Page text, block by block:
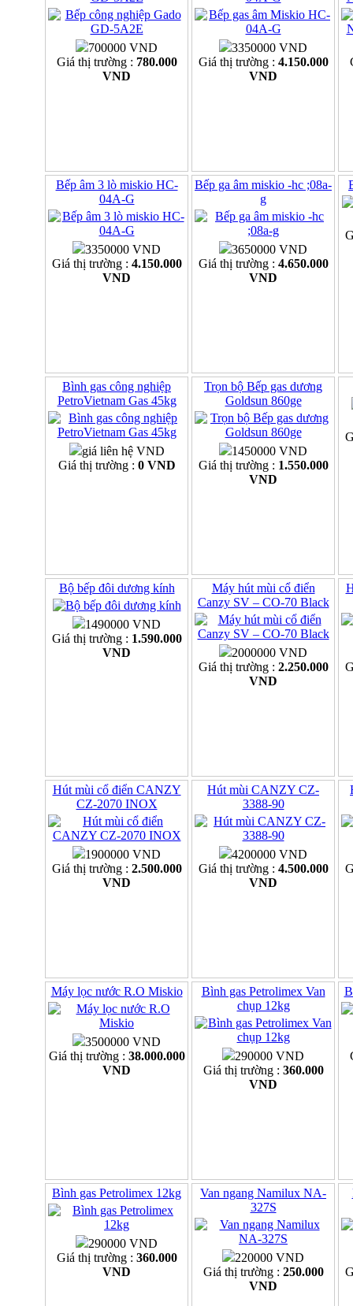
700000 VND
Giá thị trường : 780.000
VND
3350000 VND
Giá thị trường : 4.150.000
VND
Bếp âm 3 lò miskio HC-
04A-G
3350000 VND
Giá thị trường : 4.150.000
VND
Bếp ga âm miskio -hc ;08a-
g
3650000 VND
Giá thị trường : 4.650.000
VND
Bình gas công nghiệp
PetroVietnam Gas 45kg
giá liên hệ VND
Giá thị trường : 0 VND
Trọn bộ Bếp gas dương
Goldsun 860ge
1450000 VND
Giá thị trường : 1.550.000
VND
Bộ bếp đôi dương kính
1490000 VND
Giá thị trường : 1.590.000
VND
Máy hút mùi cổ điển
Canzy SV – CO-70 Black
2000000 VND
Giá thị trường : 2.250.000
VND
Hút mùi cổ điển CANZY
CZ-2070 INOX
1900000 VND
Giá thị trường : 2.500.000
VND
Hút mùi CANZY CZ-
3388-90
4200000 VND
Giá thị trường : 4.500.000
VND
Máy lọc nước R.O Miskio
3500000 VND
Giá thị trường : 38.000.000
VND
Bình gas Petrolimex Van
chụp 12kg
290000 VND
Giá thị trường : 360.000
VND
Bình gas Petrolimex 12kg
290000 VND
Giá thị trường : 360.000
VND
Van ngang Namilux NA-
327S
220000 VND
Giá thị trường : 250.000
VND